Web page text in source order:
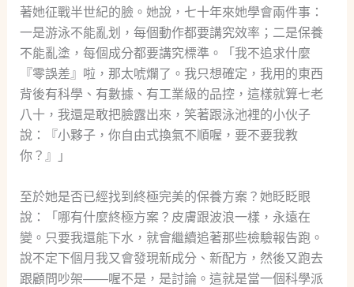
著她征戰半世紀的臉。她說，七十年來她學會兩件事：
一是游泳不能亂划，每個動作都要講究效率；二是保養
不能亂塗，每個成分都要講究標準。「我不追求什麼
『零誤差』啦，那太唬爛了。我只想確定，我用的東西
背後有科學、有數據、有工業級的品控，這樣就算七老
八十，我還是敢把臉露出來，笑著跟泳池裡的小伙子
說：『小夥子，你自由式換氣不順喔，要不要我教
你？』」
至於她是否已經找到終極完美的保養方案？她眨眨眼
說：「哪有什麼終極方案？皮膚跟波浪一樣，永遠在
變。只要我還能下水，就會繼續追著那些檢驗報告跑。
說不定下個月我又會發現新成分、新配方，然後又跑去
跟顧問吵架——喔不是，是討論。這就是當一個科學派